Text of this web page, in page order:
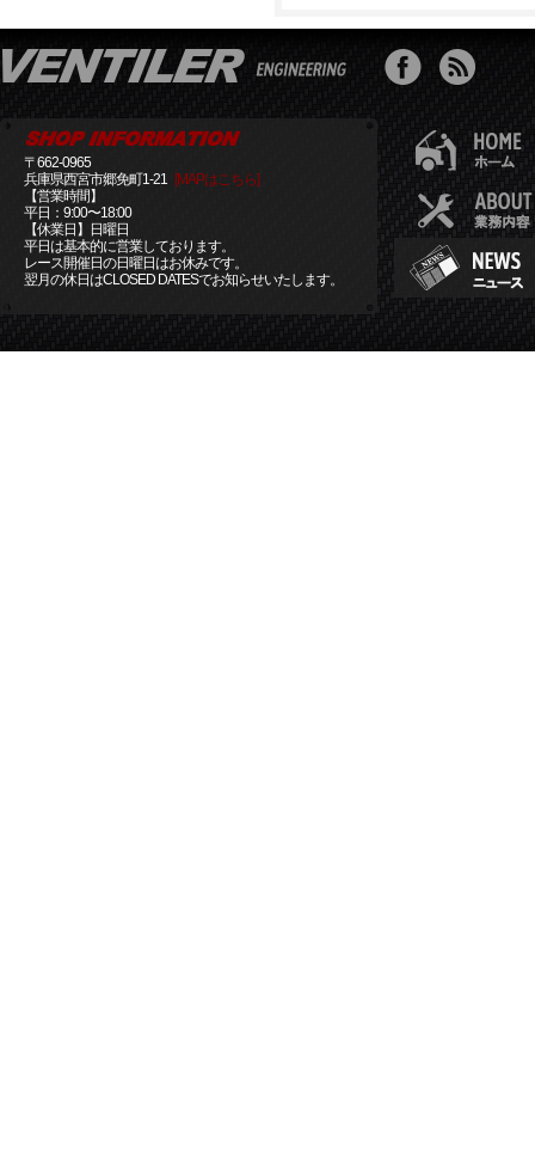
〒662-0965
兵庫県西宮市郷免町1-21 [MAPはこちら]
【営業時間】
平日：9:00〜18:00
【休業日】日曜日
平日は基本的に営業しております。
レース開催日の日曜日はお休みです。
翌月の休日はCLOSED DATESでお知らせいたします。